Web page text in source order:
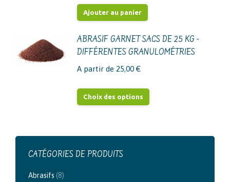
Ajouter au panier
ABRASIF GARNET SACS DE 25 KG -
DIFFÉRENTES GRANULOMÉTRIES
A partir de 25,00 €
Choix des options
plusieurs
CATÉGORIES DE PRODUITS
Abrasifs (8)